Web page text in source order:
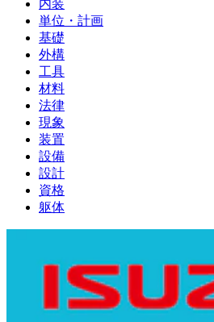
内装
単位・計画
基礎
外構
工具
材料
法律
現象
装置
設備
設計
資格
躯体